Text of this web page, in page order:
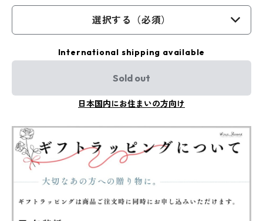
選択する（必須）
International shipping available
Sold out
日本国内にお住まいの方向け